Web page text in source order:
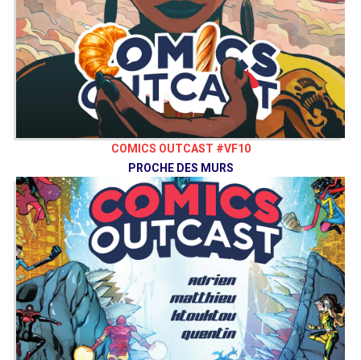
COMICS OUTCAST #VF10
PROCHE DES MURS